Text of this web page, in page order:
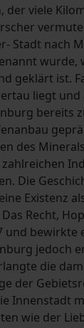
der viele
Stadt nach
wurde,
geklärt ist.
liegt und
bereits
des
Die
Existenz
Recht,
und bewirkte
jedoch
die
der
Innenstadt
wie der